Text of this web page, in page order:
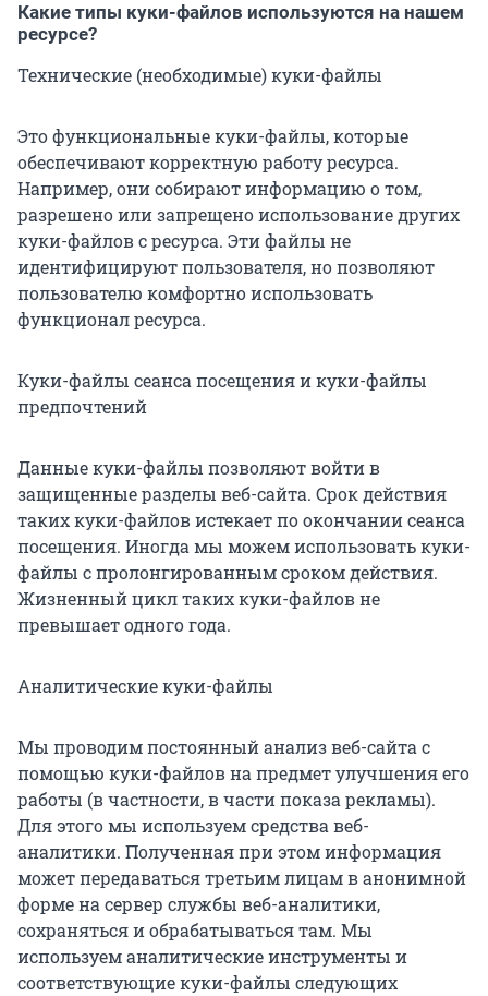
Какие типы куки-файлов используются на нашем
ресурсе?
Технические (необходимые) куки-файлы
Это функциональные куки-файлы, которые
обеспечивают корректную работу ресурса.
Например, они собирают информацию о том,
разрешено или запрещено использование других
куки-файлов с ресурса. Эти файлы не
идентифицируют пользователя, но позволяют
пользователю комфортно использовать
функционал ресурса.
Куки-файлы сеанса посещения и куки-файлы
предпочтений
Данные куки-файлы позволяют войти в
защищенные разделы веб-сайта. Срок действия
таких куки-файлов истекает по окончании сеанса
посещения. Иногда мы можем использовать куки-
файлы с пролонгированным сроком действия.
Жизненный цикл таких куки-файлов не
превышает одного года.
Аналитические куки-файлы
Мы проводим постоянный анализ веб-сайта с
помощью куки-файлов на предмет улучшения его
работы (в частности, в части показа рекламы).
Для этого мы используем средства веб-
аналитики. Полученная при этом информация
может передаваться третьим лицам в анонимной
форме на сервер службы веб-аналитики,
сохраняться и обрабатываться там. Мы
используем аналитические инструменты и
соответствующие куки-файлы следующих